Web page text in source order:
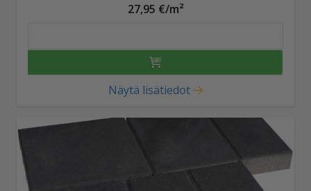
27,95 €/m²
Näytä lisätiedot